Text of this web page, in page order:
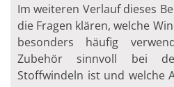
Im weiteren Verlauf dieses
die Fragen klären, welche
besonders häufig
Zubehör sinnvoll bei
Stoffwindeln ist und welche